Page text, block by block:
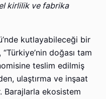
kirlilik ve fabrika
kutlayabileceği bir
doğası tam
teslim edilmiş
ulaştırma ve inşaat
Barajlarla ekosistem